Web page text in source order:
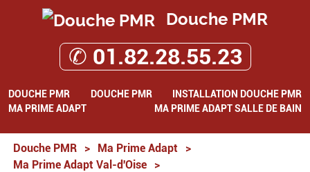
Douche PMR
✆ 01.82.28.55.23
DOUCHE PMR DOUCHE PMR
INSTALLATION DOUCHE PMR
MA PRIME ADAPT
MA PRIME ADAPT SALLE DE BAIN
Douche PMR > Ma Prime Adapt
>
Ma Prime Adapt Val-d'Oise
>